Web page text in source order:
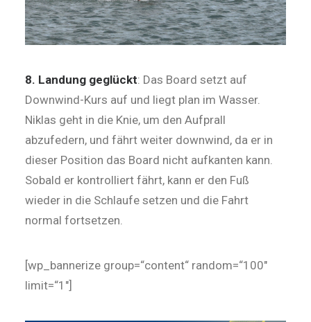
8. Landung geglückt: Das Board setzt auf
Downwind-Kurs auf und liegt plan im Wasser.
Niklas geht in die Knie, um den Aufprall
abzufedern, und fährt weiter downwind, da er in
dieser Position das Board nicht aufkanten kann.
Sobald er kontrolliert fährt, kann er den Fuß
wieder in die Schlaufe setzen und die Fahrt
normal fortsetzen.
[wp_bannerize group=“content“ random=“100″
limit=“1″]